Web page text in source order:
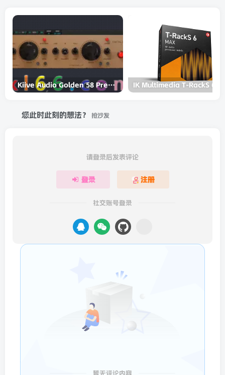
Kiive Audio Golden 58 Preamp v1.1.0 WiN电子管前置放大器
您此时此刻的想法？ 抢沙发
请登录后发表评论
登录 注册
社交账号登录
暂无评论内容